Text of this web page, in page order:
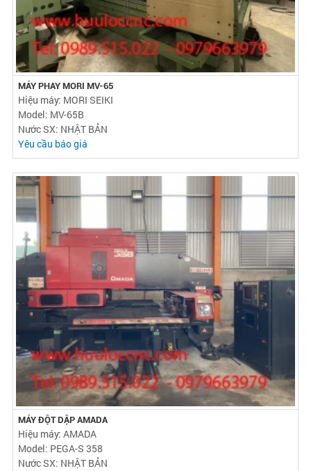
MÁY PHAY MORI MV-65
Hiệu máy: MORI SEIKI
Model: MV-65B
Nước SX: NHẬT BẢN
Yêu cầu báo giá
MÁY ĐỘT DẬP AMADA
Hiệu máy: AMADA
Model: PEGA-S 358
Nước SX: NHẬT BẢN